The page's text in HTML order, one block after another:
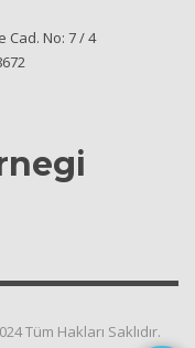
Cad. No: 7 / 4
Tüm Hakları Saklıdır.